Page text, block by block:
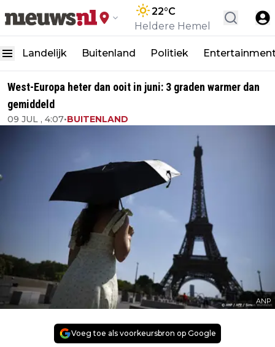
22°C
Heldere Hemel
Landelijk Buitenland Politiek
West-Europa heter dan ooit in juni: 3 graden warmer dan
gemiddeld
09 JUL , 4:07•BUITENLAND
ANP
Voeg toe als voorkeursbron op Google